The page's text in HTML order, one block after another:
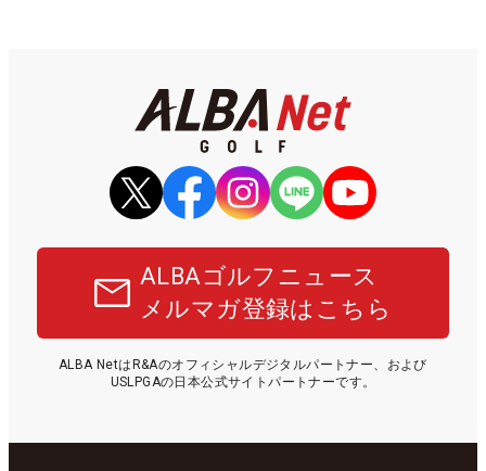
ALBAゴルフニュース
メルマガ登録はこちら
ALBA NetはR&Aのオフィシャルデジタルパートナー、および
USLPGAの日本公式サイトパートナーです。